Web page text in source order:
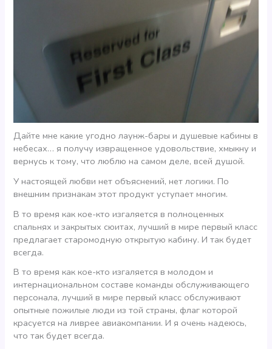
Дайте мне какие угодно лаунж-бары и душевые кабины в
небесах… я получу извращенное удовольствие, хмыкну и
вернусь к тому, что люблю на самом деле, всей душой.
У настоящей любви нет объяснений, нет логики. По
внешним признакам этот продукт уступает многим.
В то время как кое-кто изгаляется в полноценных
спальнях и закрытых сюитах, лучший в мире первый класс
предлагает старомодную открытую кабину. И так будет
всегда.
В то время как кое-кто изгаляется в молодом и
интернациональном составе команды обслуживающего
персонала, лучший в мире первый класс обслуживают
опытные пожилые люди из той страны, флаг которой
красуется на ливрее авиакомпании. И я очень надеюсь,
что так будет всегда.